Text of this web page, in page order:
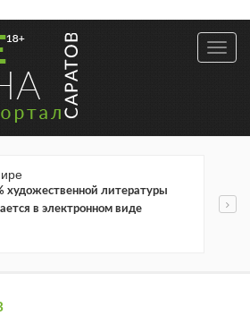
художественной литературы
в электронном виде